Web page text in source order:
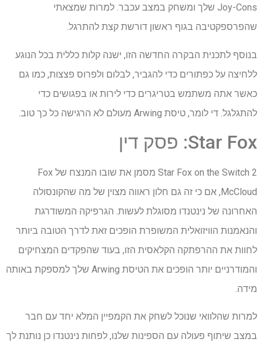
Joy-Cons שלך ומשחק במצב עכבר. למרות שמצאתי
שהפרספקטיבה בגוף ראשון דורשת קצת להתרגל.
בנוסף לתכנית הבקרה החדשה הזו, ישנה קלות כללית בכל הנוגע
ללחיצה על כפתורים כדי להגביר, לבלום ולפרוס פצצות, כמו גם
כאשר אתה משתמש בטריגרים כדי לירות או בפגושים כדי
להתגלגל. די לומר, טיסת Arwing מעולם לא הרגישה כל כך טוב.
Star Fox: פסק דין
Star Fox on the Switch 2 מסמן את שובו המנצח של Fox
McCloud, אם כי זה גם חלון ראווה מצוין של מה שהקונסולה
האחרונה של נינטנדו מסוגלת לעשות. הגרפיקה המשודרגת
והנאמנות הוויזואלית המשופרת הופכים זאת לדרך הטובה ביותר
לחוות את ההרפתקה הקלאסית הזו, בעוד שהפקדים המצחיקים
והמודרניים יותר הופכים את הטיסת Arwing שלך למספקת באותה
מידה.
למרות שהלוואי שנוכל לשחק את הקמפיין המלא יחד עם חבר
במצב שיתוף פעולה עם הספינות שלנו, לפחות נינטנדו כן נותנת לך